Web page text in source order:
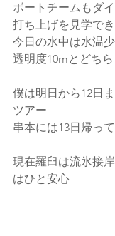
ボートチームもダ
打ち上げを見学で
今日の水中は水温
透明度10mとどち
僕は明日から12日
ツアー
串本には13日帰っ
現在羅臼は流氷接
はひと安心